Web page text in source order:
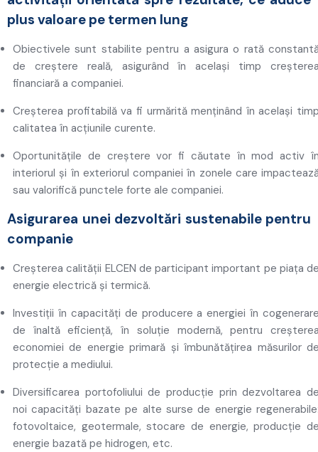
plus valoare pe termen lung
Obiectivele sunt stabilite pentru a asigura o rată
de creștere reală, asigurând în același timp
financiară a companiei.
Creșterea profitabilă va fi urmărită menținând în același
calitatea în acțiunile curente.
Oportunitățile de creștere vor fi căutate în mod activ
interiorul și în exteriorul companiei în zonele care
sau valorifică punctele forte ale companiei.
Asigurarea unei dezvoltări sustenabile pentru
companie
Creșterea calității ELCEN de participant important pe piaţa
energie electrică și termică.
Investiții în capacități de producere a energiei în
de înaltă eficiență, în soluție modernă, pentru
economiei de energie primară și îmbunătățirea măsurilor
protecție a mediului.
Diversificarea portofoliului de producţie prin dezvoltarea
noi capacități bazate pe alte surse de energie
fotovoltaice, geotermale, stocare de energie, producție
energie bazată pe hidrogen, etc.